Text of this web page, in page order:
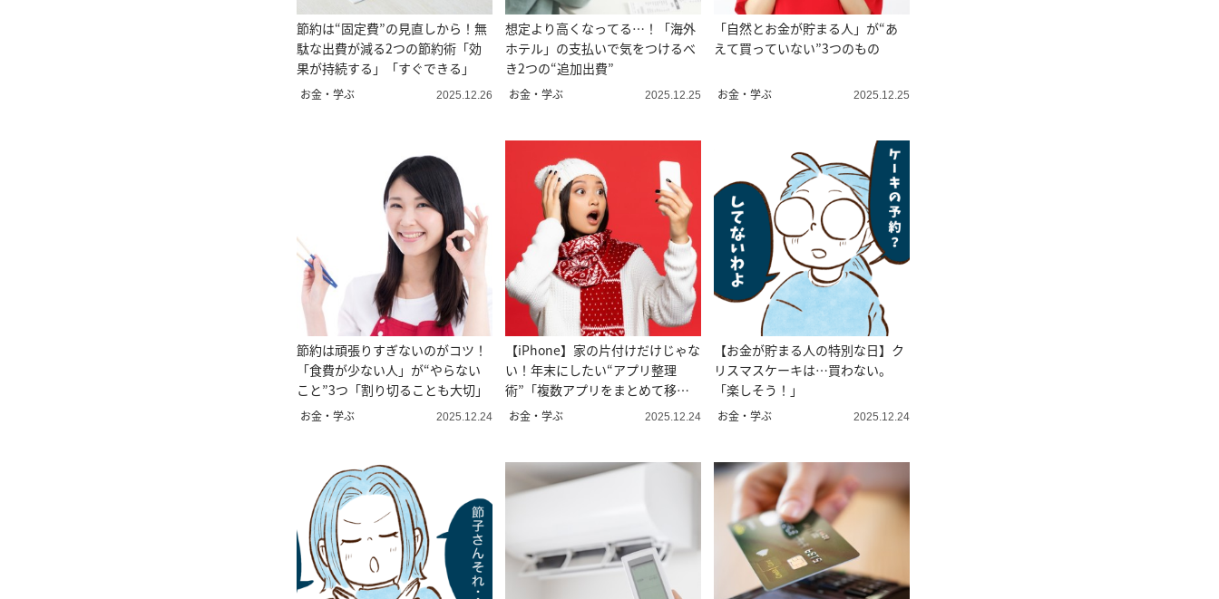
節約は“固定費”の見直しから！無
駄な出費が減る2つの節約術「効
果が持続する」「すぐできる」
お金・学ぶ 2025.12.26
想定より高くなってる…！「海外
ホテル」の支払いで気をつけるべ
き2つの“追加出費”
お金・学ぶ 2025.12.25
「自然とお金が貯まる人」が“あ
えて買っていない”3つのもの
お金・学ぶ 2025.12.25
節約は頑張りすぎないのがコツ！
「食費が少ない人」が“やらない
こと”3つ「割り切ることも大切」
お金・学ぶ 2025.12.24
【iPhone】家の片付けだけじゃな
い！年末にしたい“アプリ整理
術”「複数アプリをまとめて移
動」
お金・学ぶ 2025.12.24
【お金が貯まる人の特別な日】ク
リスマスケーキは…買わない。
「楽しそう！」
お金・学ぶ 2025.12.24